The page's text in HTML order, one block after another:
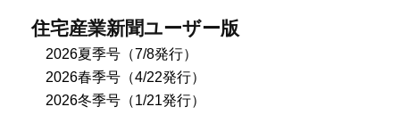
住宅産業新聞ユーザー版
2026夏季号（7/8発行）
2026春季号（4/22発行）
2026冬季号（1/21発行）